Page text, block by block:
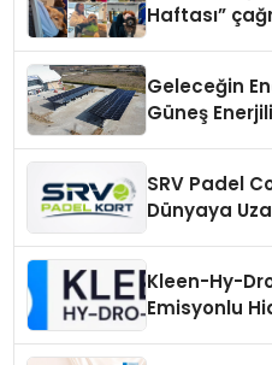
Haftası”
Geleceğin
Güneş
SRV Padel
Dünyaya
Kleen-Hy-
Emisyonlu